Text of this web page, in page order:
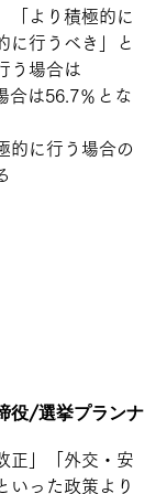
「より積極的に
に行うべき」と
う場合は
合は56.7％とな
的に行う場合の
役/選挙プランナ
正」「外交・安
いった政策より